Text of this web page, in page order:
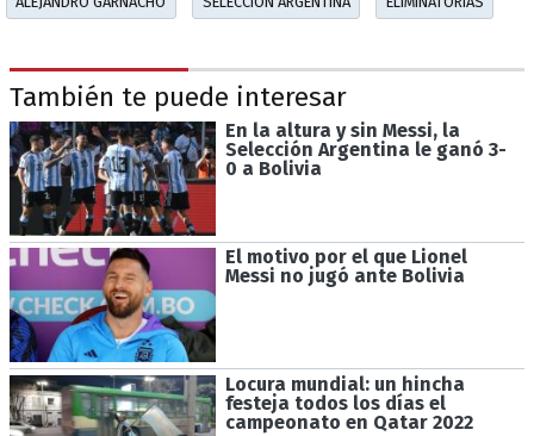
También te puede interesar
En la altura y sin Messi, la
Selección Argentina le ganó 3-
0 a Bolivia
El motivo por el que Lionel
Messi no jugó ante Bolivia
Locura mundial: un hincha
festeja todos los días el
campeonato en Qatar 2022